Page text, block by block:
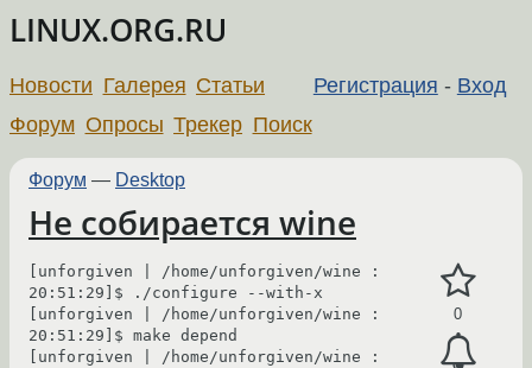
LINUX.ORG.RU
Регистрация - Вход
Новости Галерея Статьи
Форум Опросы Трекер Поиск
Форум — Desktop
Не собирается wine
0
[unforgiven | /home/unforgiven/wine :
20:51:29]$ ./configure --with-x
[unforgiven | /home/unforgiven/wine :
20:51:29]$ make depend
[unforgiven | /home/unforgiven/wine :